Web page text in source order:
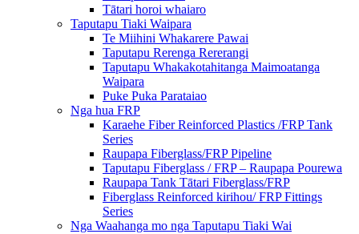
Tātari horoi whaiaro
Taputapu Tiaki Waipara
Te Miihini Whakarere Pawai
Taputapu Rerenga Rererangi
Taputapu Whakakotahitanga Maimoatanga
Waipara
Puke Puka Parataiao
Nga hua FRP
Karaehe Fiber Reinforced Plastics /FRP Tank
Series
Raupapa Fiberglass/FRP Pipeline
Taputapu Fiberglass / FRP – Raupapa Pourewa
Raupapa Tank Tātari Fiberglass/FRP
Fiberglass Reinforced kirihou/ FRP Fittings
Series
Nga Waahanga mo nga Taputapu Tiaki Wai